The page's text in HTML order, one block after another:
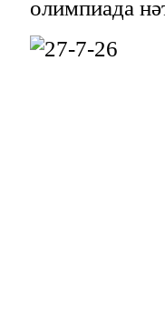
олимпиада